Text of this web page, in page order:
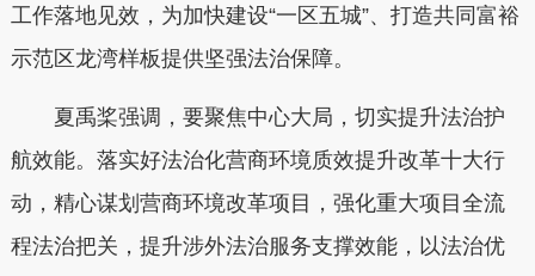
工作落地见效，为加快建设“一区五城”、打造共同富裕
示范区龙湾样板提供坚强法治保障。
夏禹桨强调， 要聚焦中心大局，切实提升法治护
航效能。 落实好法治化营商环境质效提升改革十大行
动，精心谋划营商环境改革项目，强化重大项目全流
程法治把关，提升涉外法治服务支撑效能，以法治优